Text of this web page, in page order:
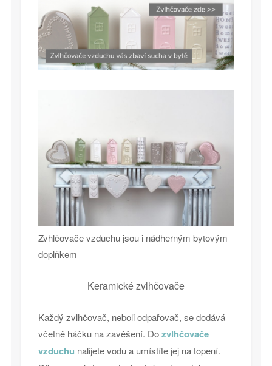
Zvhlčovače vzduchu jsou i nádherným bytovým
doplňkem
Keramické zvlhčovače
Každý zvlhčovač, neboli odpařovač, se dodává
včetně háčku na zavěšení. Dozvlhčovače
vzduchu nalijete vodu a umístíte jej na topení.